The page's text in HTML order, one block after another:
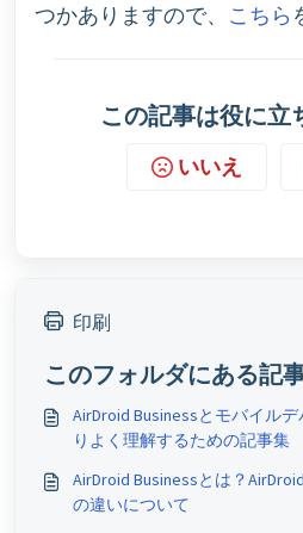
つかありますので、 こちら
この記事は役に立
いいえ
印刷
このフォルダにある記
AirDroid Businessとモバイル
りよく理解するための記事集
AirDroid Businessとは？
の違いについて